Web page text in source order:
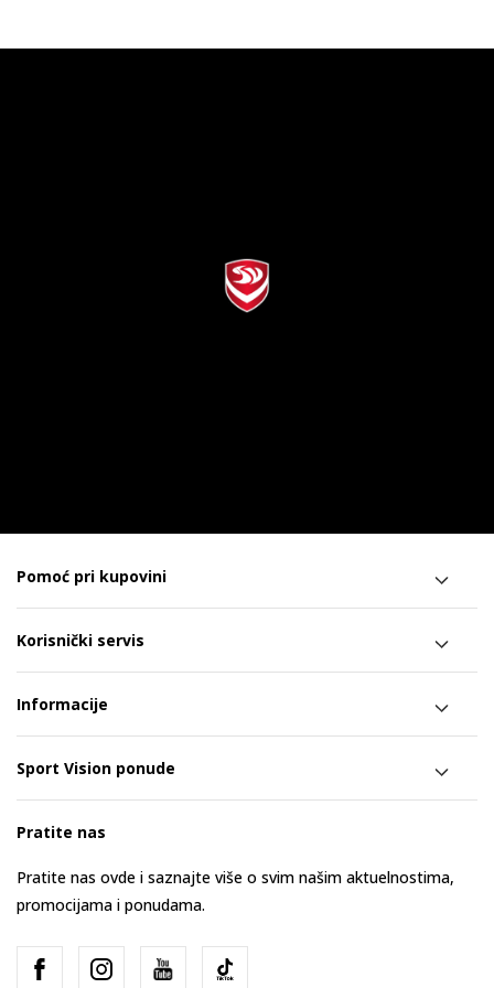
Pomoć pri kupovini
Korisnički servis
Informacije
Sport Vision ponude
Pratite nas
Pratite nas ovde i saznajte više o svim našim aktuelnostima,
promocijama i ponudama.